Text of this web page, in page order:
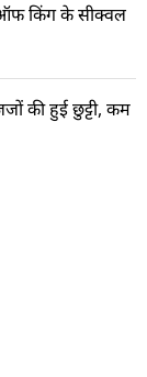
किंग के सीक्वल
की हुई छुट्टी, कम